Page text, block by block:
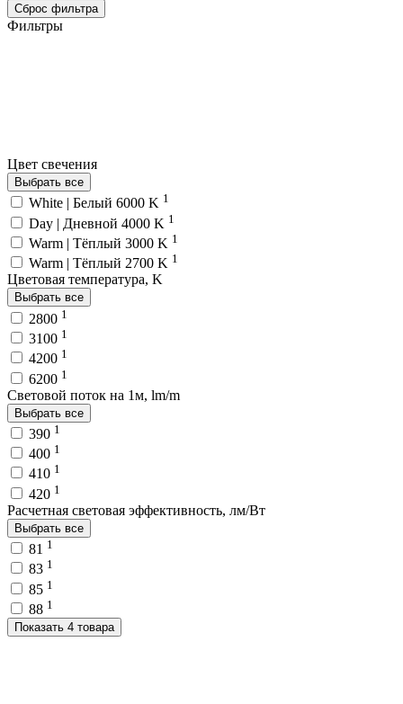
Сброс фильтра
Фильтры
Цвет свечения
Выбрать все
White | Белый 6000 K 1
Day | Дневной 4000 K 1
Warm | Тёплый 3000 K 1
Warm | Тёплый 2700 K 1
Цветовая температура, K
Выбрать все
2800 1
3100 1
4200 1
6200 1
Световой поток на 1м, lm/m
Выбрать все
390 1
400 1
410 1
420 1
Расчетная световая эффективность, лм/Вт
Выбрать все
81 1
83 1
85 1
88 1
Показать 4 товара